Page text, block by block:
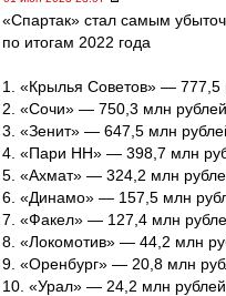
«Спартак» стал самым
по итогам 2022 года
1. «Крылья Советов» — 777,5
2. «Сочи» — 750,3 млн рублей
3. «Зенит» — 647,5 млн
4. «Пари НН» — 398,7 млн
5. «Ахмат» — 324,2 млн
6. «Динамо» — 157,5 млн
7. «Факел» — 127,4 млн
8. «Локомотив» — 44,2 млн
9. «Оренбург» — 20,8 млн
10. «Урал» — 24,2 млн рублей